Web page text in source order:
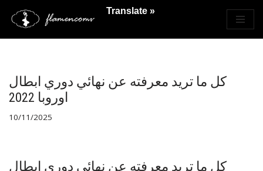
Saltar
كل ما تريد معرفته عن نهائي دوري ابطال
اوروبا 2022
10/11/2025
كل ما تريد معرفته عن نهائي دوري ابطال
Translate »